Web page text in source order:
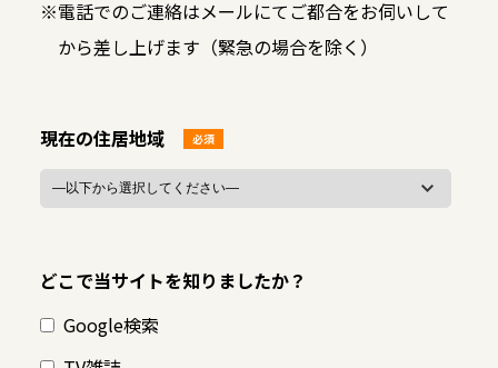
※電話でのご連絡はメールにてご都合をお伺いして
から差し上げます（緊急の場合を除く）
現在の住居地域 必須
どこで当サイトを知りましたか？
Google検索